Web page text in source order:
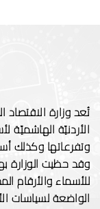
تُعد وزارة
وتفرعاتها وكذلك
وقد حظيت الوزارة
الواضعة لسياسات